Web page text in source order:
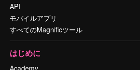
API
モバイルアプリ
すべてのMagnificツール
はじめに
Academy